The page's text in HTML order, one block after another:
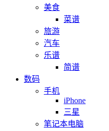
美食
菜谱
旅游
汽车
乐谱
简谱
数码
手机
iPhone
三星
笔记本电脑